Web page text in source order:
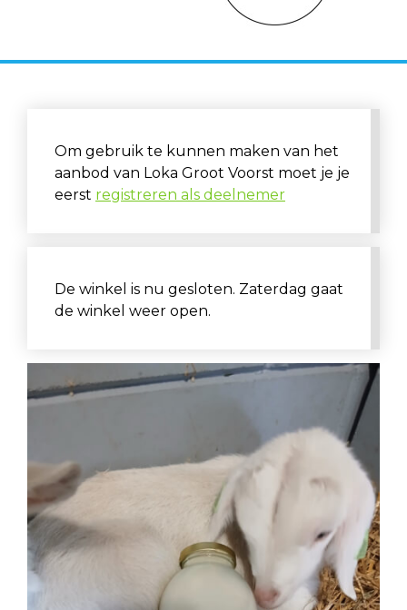
Om gebruik te kunnen maken van het
aanbod van Loka Groot Voorst moet je je
eerst registreren als deelnemer
De winkel is nu gesloten. Zaterdag gaat
de winkel weer open.